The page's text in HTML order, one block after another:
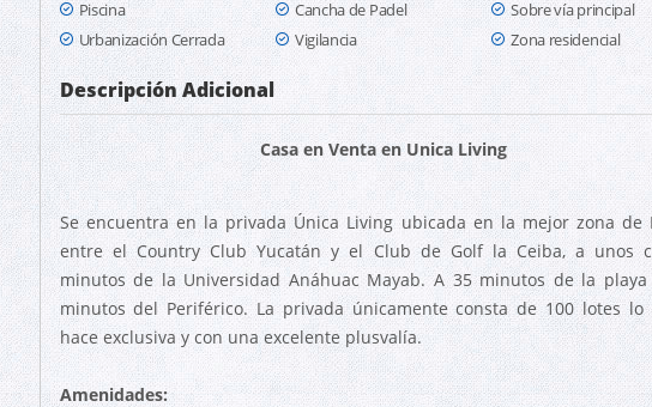
Piscina
Cancha de Padel
Sobre vía principal
Urbanización Cerrada
Vigilancia Zona residencial
Descripción Adicional
Casa en Venta en Unica Living
Se encuentra en la privada Única Living ubicada en la mejor zona de
entre el Country Club Yucatán y el Club de Golf la Ceiba, a unos
minutos de la Universidad Anáhuac Mayab. A 35 minutos de la
minutos del Periférico. La privada únicamente consta de 100 lotes lo
hace exclusiva y con una excelente plusvalía.
Amenidades: